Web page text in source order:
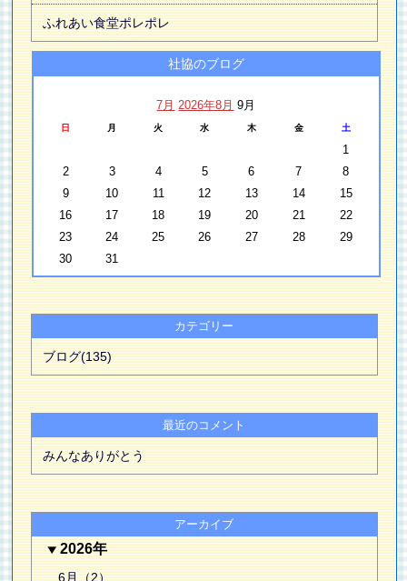
ふれあい食堂ポレポレ
社協のブログ
7月 2026年8月 9月
日 月 火 水 木 金 土
1
2
3 4 5 6 7
8
9
10 11 12 13 14
15
16
17 18 19 20 21
22
23
24 25 26 27 28
29
30
31
カテゴリー
ブログ(135)
最近のコメント
みんなありがとう
アーカイブ
2026年
6月（2）